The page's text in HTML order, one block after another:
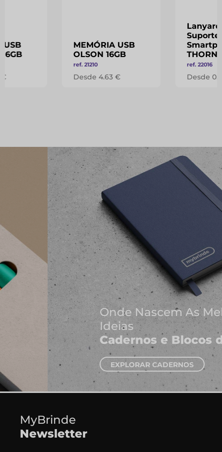
USB
€
MEMÓRIA USB
OLSON 16GB
ref. 21210
Desde 4.63 €
Suporte
ref. 22016
Desde
Onde Nascem As Melhores
Ideias
Cadernos e Blocos de Notas
EXPLORAR CADERNOS
MyBrinde
Newsletter